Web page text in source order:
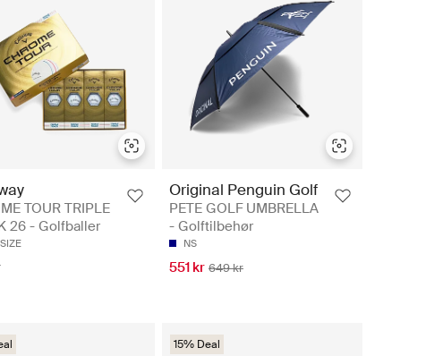
TOUR TRIPLE
26 - Golfballer
Original Penguin Golf
PETE GOLF UMBRELLA
- Golftilbehør
NS
551 kr 649 kr
15% Deal